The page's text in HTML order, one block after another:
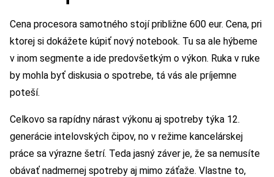
Cena procesora samotného stojí približne 600 eur. Cena, pri
ktorej si dokážete kúpiť nový notebook. Tu sa ale hýbeme
v inom segmente a ide predovšetkým o výkon. Ruka v ruke
by mohla byť diskusia o spotrebe, tá vás ale príjemne
poteší.
Celkovo sa rapídny nárast výkonu aj spotreby týka 12.
generácie intelovských čipov, no v režime kancelárskej
práce sa výrazne šetrí. Teda jasný záver je, že sa nemusíte
obávať nadmernej spotreby aj mimo záťaže. Vlastne to,